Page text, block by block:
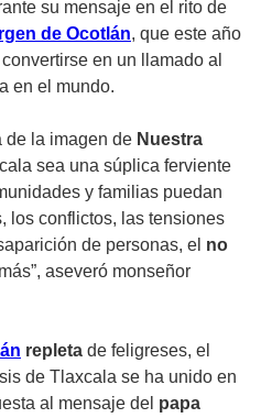
su mensaje en el rito de
de Ocotlán, que este año
en un llamado al
en el mundo.
de la imagen de Nuestra
sea una súplica ferviente
y familias puedan
los conflictos, las tensiones
de personas, el no
aseveró monseñor
repleta de feligreses, el
de Tlaxcala se ha unido en
al mensaje del papa